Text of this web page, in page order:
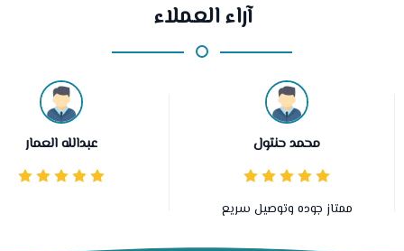
آراء العملاء
محمد حنتول
ممتاز جوده وتوصيل سريع
عبدالله العمار